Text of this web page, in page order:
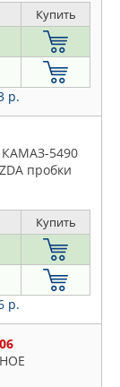
Купить
р.
КАМАЗ-5490
пробки
Купить
р.